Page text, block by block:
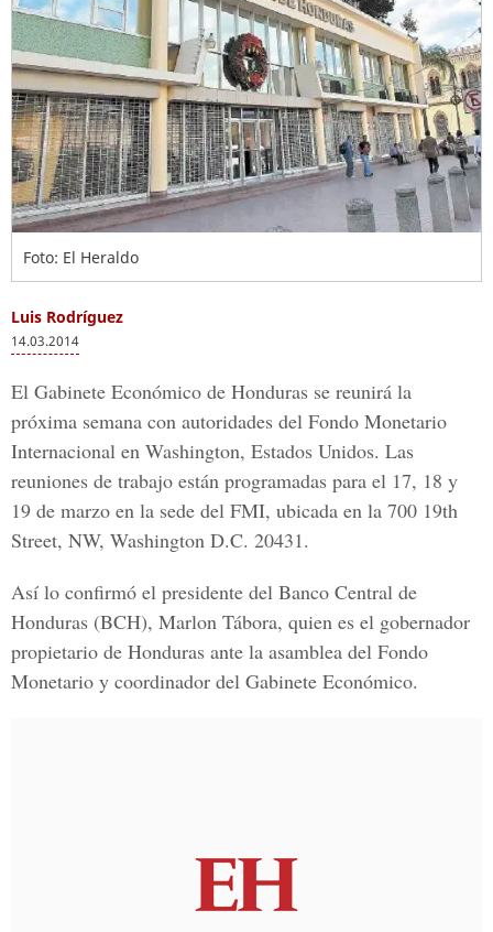
Foto: El Heraldo
Luis Rodríguez
14.03.2014
El Gabinete Económico de Honduras se reunirá la
próxima semana con autoridades del Fondo Monetario
Internacional en Washington, Estados Unidos. Las
reuniones de trabajo están programadas para el 17, 18 y
19 de marzo en la sede del FMI, ubicada en la 700 19th
Street, NW, Washington D.C. 20431.
Así lo confirmó el presidente del Banco Central de
Honduras (BCH), Marlon Tábora, quien es el gobernador
propietario de Honduras ante la asamblea del Fondo
Monetario y coordinador del Gabinete Económico.